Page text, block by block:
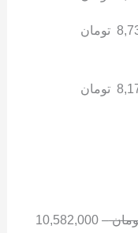
تومان
تومان
–
10,582,000